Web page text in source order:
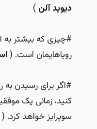
دیوید آلن )
#چیزی که بیشتر به
رویاهایمان است. (
#اگر برای رسیدن به
کنید، زمانی یک
سوپرایز خواهد کرد. (